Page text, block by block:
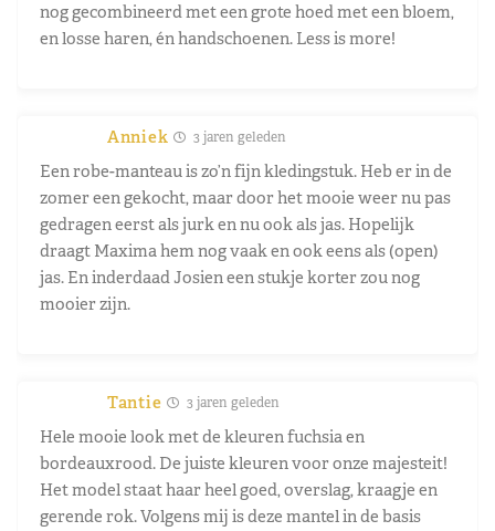
nog gecombineerd met een grote hoed met een bloem,
en losse haren, én handschoenen. Less is more!
Anniek 3 jaren geleden
Een robe-manteau is zo’n fijn kledingstuk. Heb er in de
zomer een gekocht, maar door het mooie weer nu pas
gedragen eerst als jurk en nu ook als jas. Hopelijk
draagt Maxima hem nog vaak en ook eens als (open)
jas. En inderdaad Josien een stukje korter zou nog
mooier zijn.
Tantie 3 jaren geleden
Hele mooie look met de kleuren fuchsia en
bordeauxrood. De juiste kleuren voor onze majesteit!
Het model staat haar heel goed, overslag, kraagje en
gerende rok. Volgens mij is deze mantel in de basis